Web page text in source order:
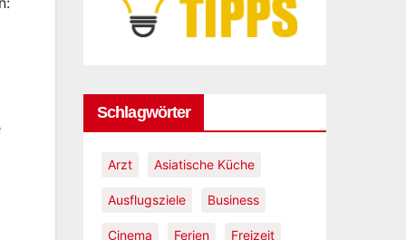
Schlagwörter
Arzt Asiatische Küche
Ausflugsziele Business
Cinema Ferien Freizeit